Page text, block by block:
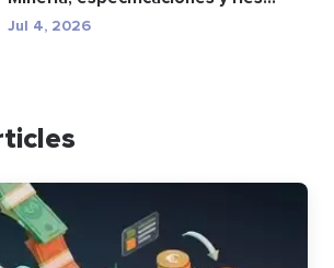
Jul 4, 2026